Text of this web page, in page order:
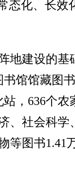
态化、长效
建设的基
馆馆藏图
，636个农
、社会科学
等图书1.41